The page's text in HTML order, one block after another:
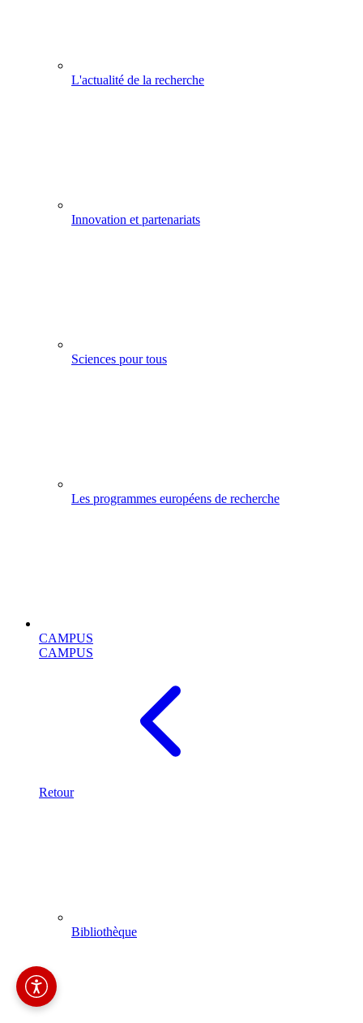
L'actualité de la recherche
Innovation et partenariats
Sciences pour tous
Les programmes européens de recherche
CAMPUS
CAMPUS
Retour
Bibliothèque